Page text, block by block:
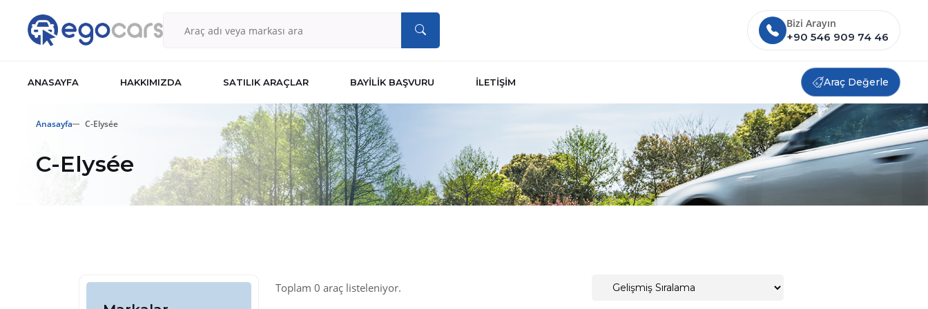
Bizi Arayın
+90 546 909 74 46
ANASAYFA HAKKIMIZDA SATILIK ARAÇLAR BAYİLİK BAŞVURU İLETİŞİM Araç Değerle
Anasayfa C-Elysée
C-Elysée
Toplam 0 araç listeleniyor.